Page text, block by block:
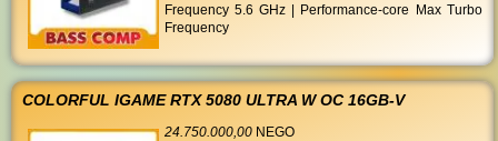
Frequency 5.6 GHz | Performance-core Max Turbo
Frequency
COLORFUL IGAME RTX 5080 ULTRA W OC 16GB-V
24.750.000,00 NEGO